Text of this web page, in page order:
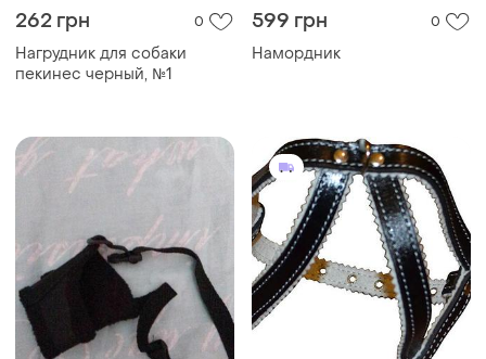
262 грн 0
Нагрудник для собаки
пекинес черный, №1
599 грн 0
Намордник